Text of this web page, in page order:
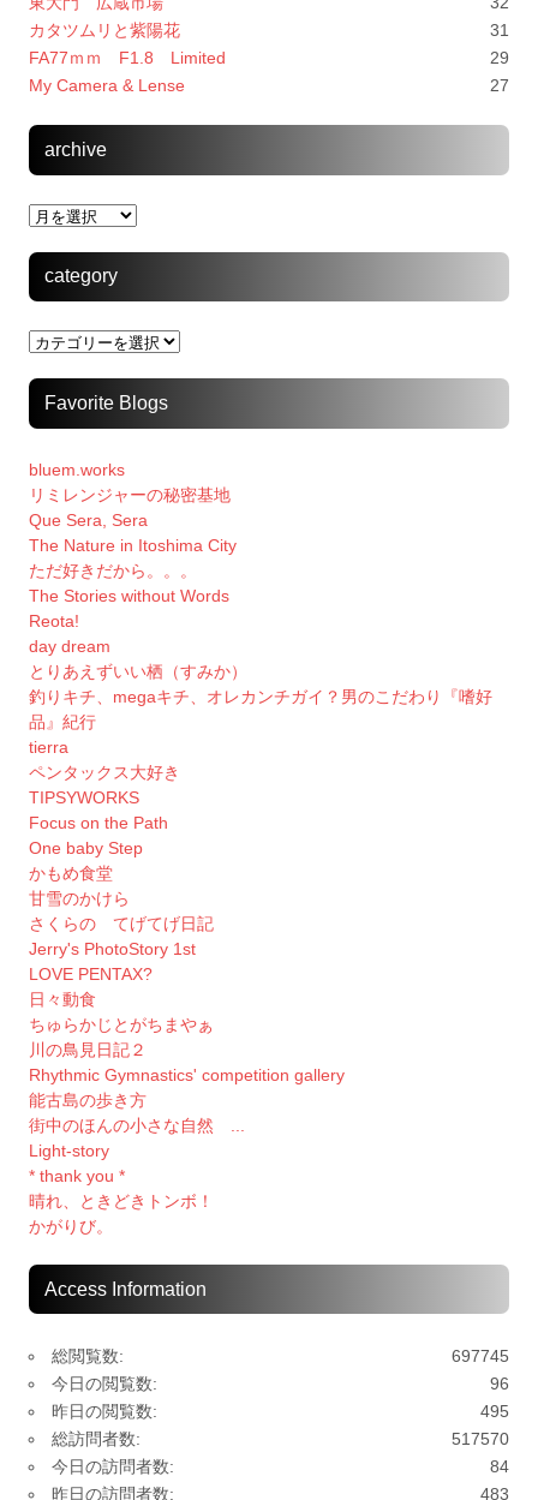
カタツムリと紫陽花
31
FA77ｍｍ F1.8 Limited
29
My Camera & Lense
27
archive
archive
category
category
Favorite Blogs
bluem.works
リミレンジャーの秘密基地
Que Sera, Sera
The Nature in Itoshima City
ただ好きだから。。。
The Stories without Words
Reota!
day dream
とりあえずいい栖（すみか）
釣りキチ、megaキチ、オレカンチガイ？男のこだわり『嗜好
品』紀行
tierra
ペンタックス大好き
TIPSYWORKS
Focus on the Path
One baby Step
かもめ食堂
甘雪のかけら
さくらの てげてげ日記
Jerry's PhotoStory 1st
LOVE PENTAX?
日々動食
ちゅらかじとがちまやぁ
川の鳥見日記２
Rhythmic Gymnastics' competition gallery
能古島の歩き方
街中のほんの小さな自然 ...
Light-story
* thank you *
晴れ、ときどきトンボ！
かがりび。
Access Information
697745
総閲覧数:
96
今日の閲覧数:
495
昨日の閲覧数:
517570
総訪問者数:
84
今日の訪問者数:
483
昨日の訪問者数: